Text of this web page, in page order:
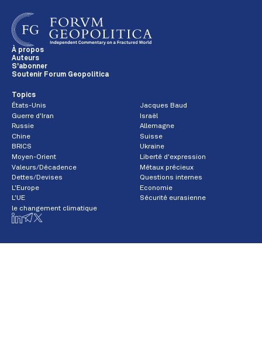
À propos
Auteurs
S'abonner
Soutenir Forum Geopolitica
Topics
États-Unis
Jacques Baud
Guerre d'Iran
Israël
Russie
Allemagne
Chine
Suisse
BRICS
Ukraine
Moyen-Orient
Liberté d'expression
Valeurs/Décadence
Métaux précieux
Dettes/Devises
Questions internes
L'Europe
Economie
L'UE
Sécurité eurasienne
le changement climatique